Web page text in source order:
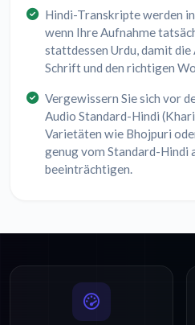
Hindi-Transkripte werden
wenn Ihre Aufnahme
stattdessen Urdu, damit
Schrift und den richtigen
Vergewissern Sie sich vor
Audio Standard-Hindi
Varietäten wie Bhojpuri
genug vom Standard-Hindi
beeinträchtigen.